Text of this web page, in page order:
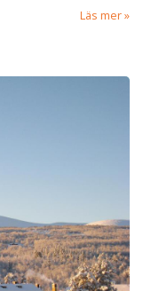
Läs mer